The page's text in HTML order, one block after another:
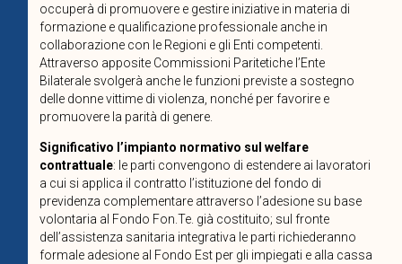
occuperà di promuovere e gestire iniziative in materia di
formazione e qualificazione professionale anche in
collaborazione con le Regioni e gli Enti competenti.
Attraverso apposite Commissioni Paritetiche l’Ente
Bilaterale svolgerà anche le funzioni previste a sostegno
delle donne vittime di violenza, nonché per favorire e
promuovere la parità di genere.
Significativo l’impianto normativo sul welfare
contrattuale: le parti convengono di estendere ai lavoratori
a cui si applica il contratto l’istituzione del fondo di
previdenza complementare attraverso l’adesione su base
volontaria al Fondo Fon.Te. già costituito; sul fronte
dell’assistenza sanitaria integrativa le parti richiederanno
formale adesione al Fondo Est per gli impiegati e alla cassa